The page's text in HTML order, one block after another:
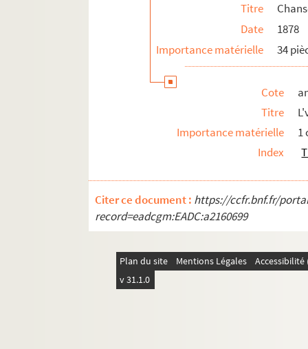
Titre
Date
1878
Importance matérielle
34
Cote
Titre
Importance matérielle
1
Index
Citer ce document : https://ccfr.bnf.fr/
record=eadcgm:EADC:a2160699
Plan du site Mentions Légales
v 31.1.0